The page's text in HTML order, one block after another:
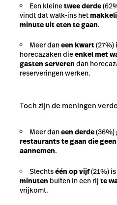
Een kleinetwee derde
vindt dat walk-ins het
minute uit eten te gaan.
Meer daneen kwart(27%)
horecazaken dieenkel met
gasten serveren dan
reserveringen werken.
Toch zijn de meningen
Meer daneen derde(36%)
restaurants te gaan die
aannemen.
Slechtséén op vijf(21%) is
minuten buiten in een rij te
vrijkomt.